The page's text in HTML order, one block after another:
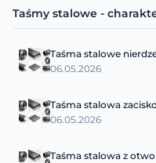
Taśmy stalowe -
Taśma stalowe
06.05.2026
Taśma stalowa
06.05.2026
Taśma stalowa z